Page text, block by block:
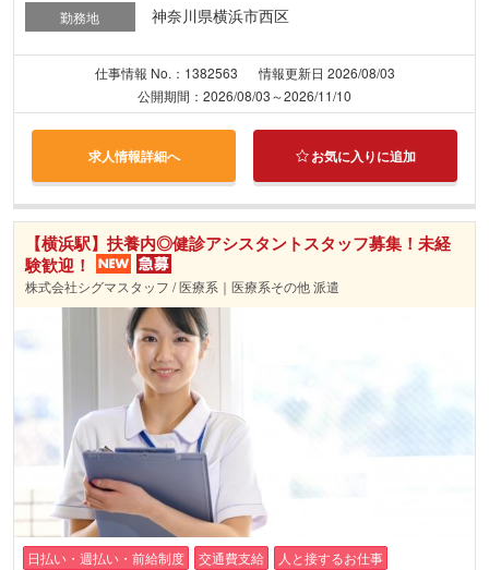
勤務地 神奈川県横浜市西区
仕事情報 No.：1382563
情報更新日 2026/08/03
公開期間：2026/08/03～2026/11/10
求人情報詳細へ お気に入りに追加
【横浜駅】扶養内◎健診アシスタントスタッフ募集！未経
験歓迎！
株式会社シグマスタッフ / 医療系｜医療系その他 派遣
日払い・週払い・前給制度 交通費支給
人と接するお仕事